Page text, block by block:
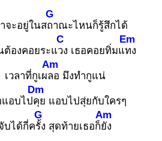
จะอยู่ในส
G
ถาณะไหนก็รู้สึกได้
ต้องคอยระแ
C
วง เธอคอยทิ่มแ
Em
ทง
เวลาที่กูเผ
Am
ลอ มึงทำกูแน่
อบไป
Dm
คุย แอบไปสุ่ยกับใครๆ
บได้กี่ค
G
รั้ง สุดท้ายเธอก็
Am
ยัง